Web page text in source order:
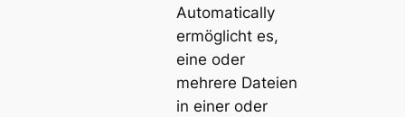
Automatically
ermöglicht es,
eine oder
mehrere Dateien
in einer oder